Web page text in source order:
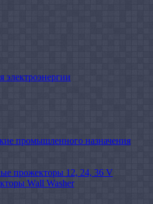
электроэнергии
промышленного назначения
прожекторы 12, 24, 36 V
Wall Washer